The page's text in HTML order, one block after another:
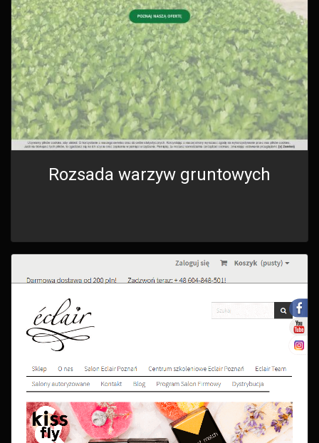
Rozsada warzyw gruntowych